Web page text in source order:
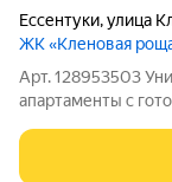
Ессентуки,улица
ЖК «Кленовая
Арт. 128953503
апартаменты с
ремонт со всеми
подготовлен трап